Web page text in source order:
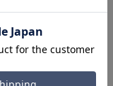
文のタイミングに
い場合がございま